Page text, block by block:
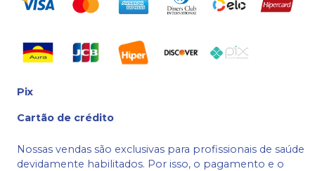
Pix
Cartão de crédito
Nossas vendas são exclusivas para profissionais de saúde
devidamente habilitados. Por isso, o pagamento e o